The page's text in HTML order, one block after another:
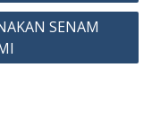
SENAM